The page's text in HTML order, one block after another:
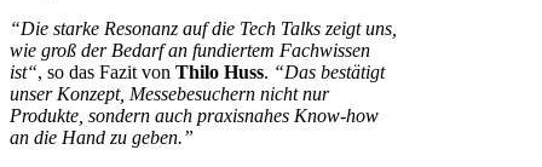
“Die starke Resonanz auf die Tech Talks zeigt uns,
wie groß der Bedarf an fundiertem Fachwissen
ist“, so das Fazit von Thilo Huss. “Das bestätigt
unser Konzept, Messebesuchern nicht nur
Produkte, sondern auch praxisnahes Know-how
an die Hand zu geben.”